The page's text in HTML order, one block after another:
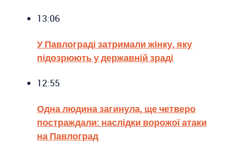
13:06
У Павлограді затримали жінку, яку
підозрюють у державній зраді
12:55
Одна людина загинула, ще четверо
постраждали: наслідки ворожої атаки
на Павлоград